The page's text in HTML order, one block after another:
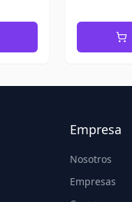
Empresa
Nosotros
Empresas